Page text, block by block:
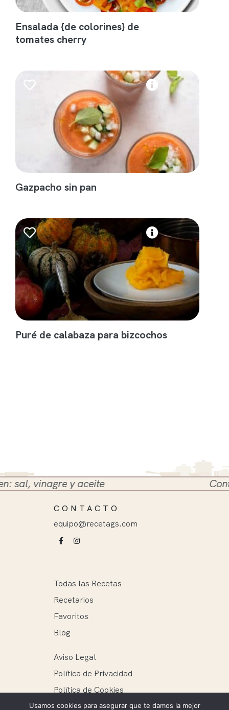
Ensalada {de colorines} de
tomates cherry
Gazpacho sin pan
Puré de calabaza para bizcochos
vinagre y aceite
CONTACTO
equipo@recetags.com
Todas las Recetas
Recetarios
Favoritos
Blog
Aviso Legal
Política de Privacidad
Política de Cookies
Usamos cookies para asegurar que te damos la mejor